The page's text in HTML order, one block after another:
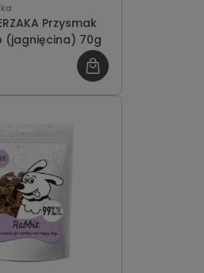
Przysmak
(jagnięcina) 70g